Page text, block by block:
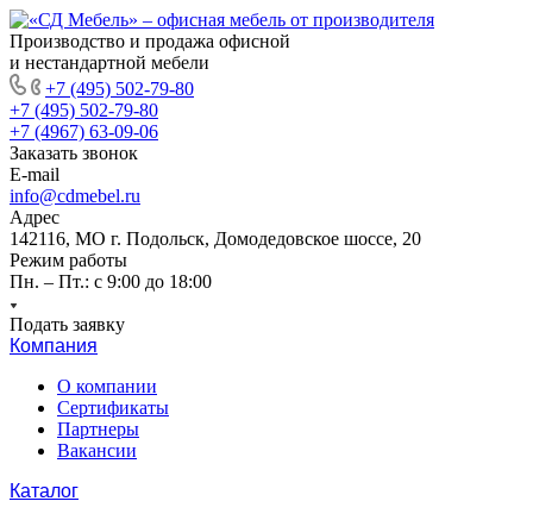
Производство и продажа офисной
и нестандартной мебели
+7 (495) 502-79-80
+7 (495) 502-79-80
+7 (4967) 63-09-06
Заказать звонок
E-mail
info@cdmebel.ru
Адрес
142116, МО г. Подольск, Домодедовское шоссе, 20
Режим работы
Пн. – Пт.: с 9:00 до 18:00
Подать заявку
Компания
О компании
Сертификаты
Партнеры
Вакансии
Каталог